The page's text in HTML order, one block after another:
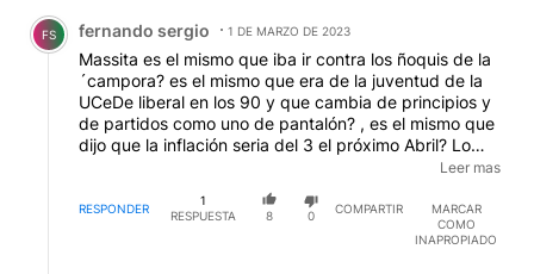
Cristina y su banda de ladrones son unos siniestros
hijos de satanás!!!
Comentario de fernando sergio.
FS fernando sergio 1 DE MARZO DE 2023
Massita es el mismo que iba ir contra los ñoquis de la
´campora? es el mismo que era de la juventud de la
UCeDe liberal en los 90 y que cambia de principios y
de partidos como uno de pantalón? , es el mismo que
dijo que la inflación seria del 3 el próximo Abril? Lo
que cuesta creer, es que, con más de 100 por ciento
de inflación (que esta en 4 lugar mundial), haya 25
por ciento del electorado que lo vote por lo menos
según esta encuesta, Habra que ver luego la realidad.
Leer mas
RESPONDER
1
RESPUESTA
8 0
COMPARTIR
MARCAR
COMO
INAPROPIADO